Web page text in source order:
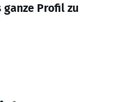
ganze Profil zu